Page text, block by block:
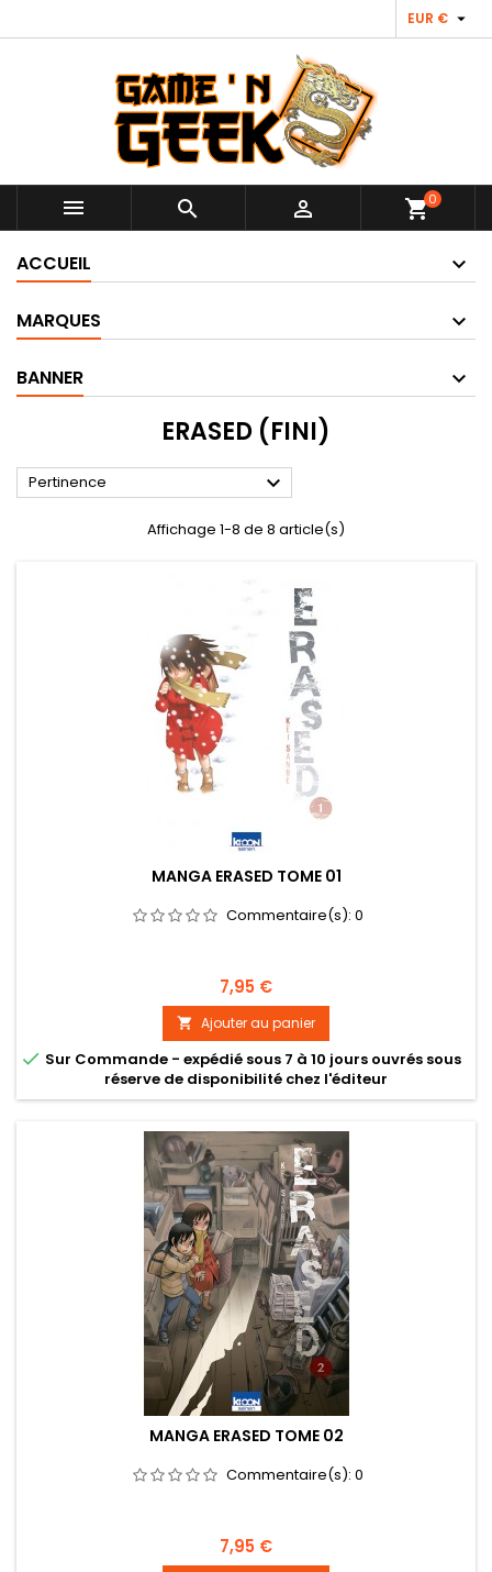
EUR € 
   shopping_cart0
ACCUEIL
MARQUES
BANNER
ERASED (FINI)
Pertinence 
Affichage 1-8 de 8 article(s)
MANGA ERASED TOME 01
Commentaire(s): 0
Prix
7,95 €
 Ajouter au panier
 Sur Commande - expédié sous 7 à 10 jours ouvrés sous
réserve de disponibilité chez l'éditeur
MANGA ERASED TOME 02
Commentaire(s): 0
Prix
7,95 €